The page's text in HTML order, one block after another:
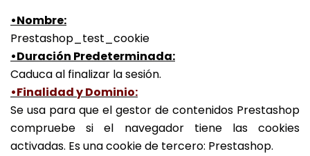
•Nombre:
Prestashop_test_cookie
•Duración Predeterminada:
Caduca al finalizar la sesión.
•Finalidad y Dominio:
Se usa para que el gestor de contenidos Prestashop
compruebe si el navegador tiene las cookies
activadas. Es una cookie de tercero: Prestashop.